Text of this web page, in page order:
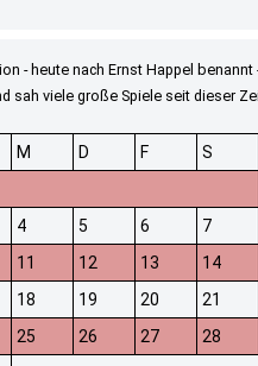
- heute nach Ernst Happel benannt
sah viele große Spiele seit dieser
M D F S
4 5 6 7
11 12 13 14
18 19 20 21
25 26 27 28